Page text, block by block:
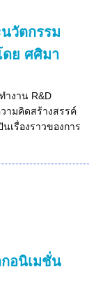
วัตกรรม
ดย ศศิมา
ำงาน R&D
ามคิดสร้างสรรค์
รื่องราวของการ
อนิเมชั่น